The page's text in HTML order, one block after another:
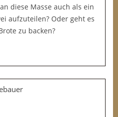
diese Masse auch als ein
aufzuteilen? Oder geht es
zu backen?